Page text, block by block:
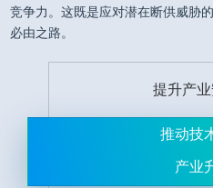
竞争力。这既是应对潜在断供威胁
必由之路。
提升产
推动技
产业